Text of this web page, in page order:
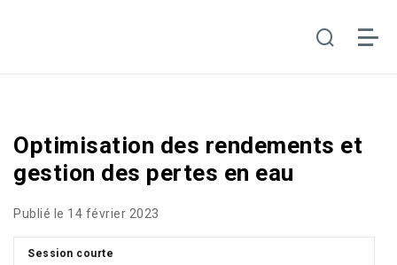
Optimisation des rendements et
gestion des pertes en eau
Publié le 14 février 2023
Session courte